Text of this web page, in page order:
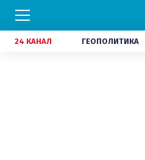
24 КАНАЛ ГЕОПОЛИТИКА